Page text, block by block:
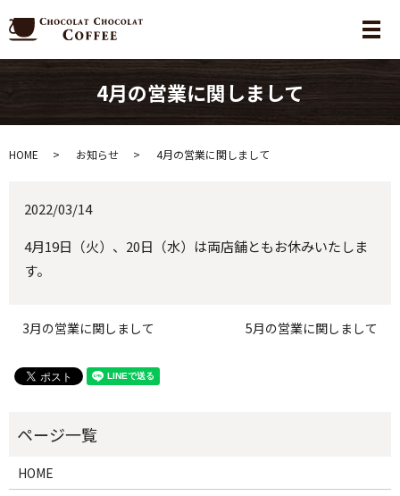
メ
4月の営業に関しまして
HOME お知らせ 4月の営業に関しまして
2022/03/14
4月19日（火）、20日（水）は両店舗ともお休みいたしま
す。
3月の営業に関しまして 5月の営業に関しまして
HOME